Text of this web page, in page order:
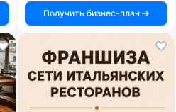
Получить бизнес-план